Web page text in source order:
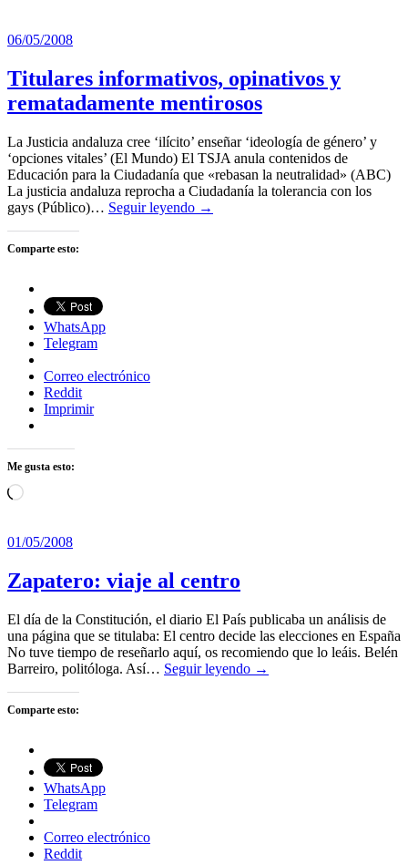
06/05/2008
Titulares informativos, opinativos y
rematadamente mentirosos
La Justicia andaluza cree ‘ilícito’ enseñar ‘ideología de género’ y
‘opciones vitales’ (El Mundo) El TSJA anula contenidos de
Educación para la Ciudadanía que «rebasan la neutralidad» (ABC)
La justicia andaluza reprocha a Ciudadanía la tolerancia con los
gays (Público)… Seguir leyendo →
Comparte esto:
WhatsApp
Telegram
Correo electrónico
Reddit
Imprimir
Me gusta esto:
Cargando...
01/05/2008
Zapatero: viaje al centro
El día de la Constitución, el diario El País publicaba un análisis de
una página que se titulaba: El centro decide las elecciones en España
No tuve tiempo de reseñarlo aquí, os recomiendo que lo leáis. Belén
Barreiro, politóloga. Así… Seguir leyendo →
Comparte esto:
WhatsApp
Telegram
Correo electrónico
Reddit